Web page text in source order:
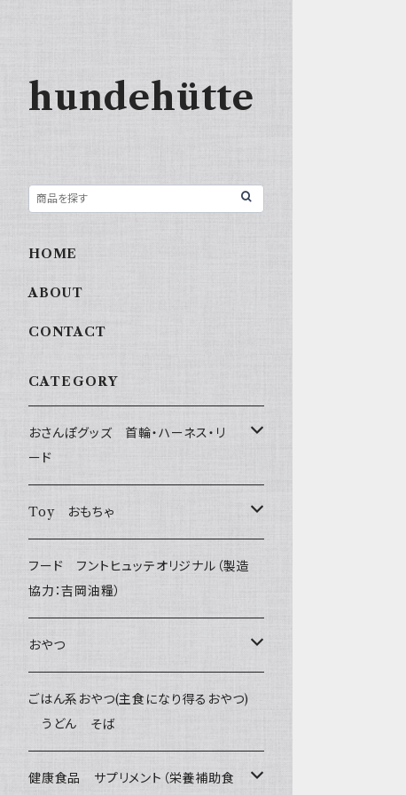
hundehütte
HOME
ABOUT
CONTACT
CATEGORY
おさんぽグッズ 首輪・ハーネス・リ
ード
フントヒュッテオリジナル Gold
Sサイズ(テープ幅1.5cm) _ 首輪&リードセッ
ト
Sサイズ(テープ幅1.5cm) _ 首輪
フントヒュッテオリジナル Silver
(販売終了)
Collar & Leash - XS（超小型犬・幼犬用）
Harness & Leash - XS（超小型犬･幼犬
フントヒュッテオリジナル Woven
Harness & Leash - XS
セレクト
幼犬・超小型犬用 _ 幅1.0cm
flexi フレキシリード(伸縮リード)
Toy おもちゃ
たまごちゃん
BESTEVER / ベストエバー
iDog&iCat
ぬいぐるみ
ラテックスTOY
PomPreece / ポンポリース
デンタル
etc.
フード フントヒュッテオリジナル（製造
協力：吉岡油糧）
おやつ
Bon・rupa(ボンルパ)
京
職人の味
ごはん系おやつ(主食になり得るおやつ)
うどん そば
健康食品 サプリメント（栄養補助食